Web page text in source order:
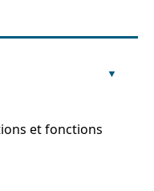
et fonctions